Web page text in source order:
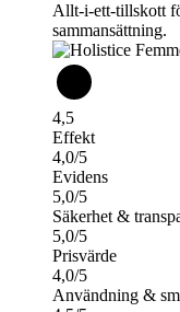
Allt-i-ett-tillskott
sammansättning.
4,5
Effekt
4,0/5
Evidens
5,0/5
Säkerhet &
5,0/5
Prisvärde
4,0/5
Användning &